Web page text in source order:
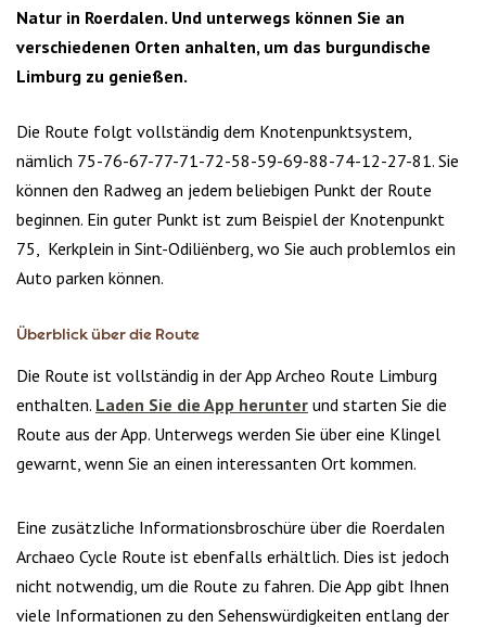
Natur in Roerdalen. Und unterwegs können Sie an
verschiedenen Orten anhalten, um das burgundische
Limburg zu genießen.
Die Route folgt vollständig dem Knotenpunktsystem,
nämlich 75-76-67-77-71-72-58-59-69-88-74-12-27-81. Sie
können den Radweg an jedem beliebigen Punkt der Route
beginnen. Ein guter Punkt ist zum Beispiel der Knotenpunkt
75, Kerkplein in Sint-Odiliënberg, wo Sie auch problemlos ein
Auto parken können.
Überblick über die Route
Die Route ist vollständig in der App Archeo Route Limburg
enthalten. Laden Sie die App herunter und starten Sie die
Route aus der App. Unterwegs werden Sie über eine Klingel
gewarnt, wenn Sie an einen interessanten Ort kommen.
Eine zusätzliche Informationsbroschüre über die Roerdalen
Archaeo Cycle Route ist ebenfalls erhältlich. Dies ist jedoch
nicht notwendig, um die Route zu fahren. Die App gibt Ihnen
viele Informationen zu den Sehenswürdigkeiten entlang der